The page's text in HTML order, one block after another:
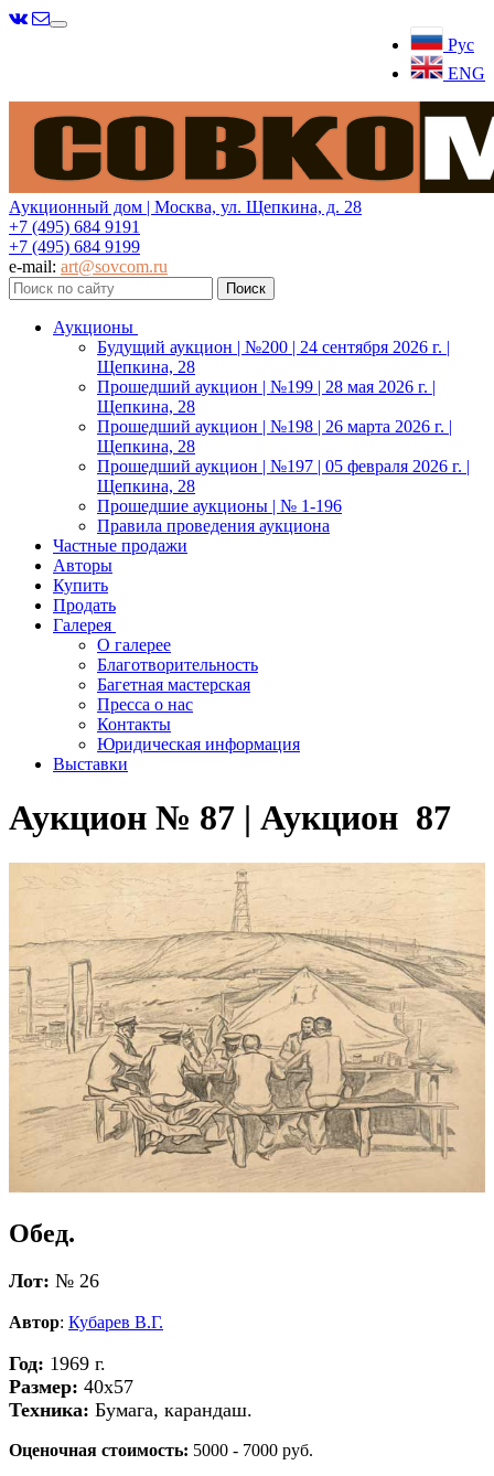
Рус
ENG
Меню
Аукционный дом | Москва, ул. Щепкина, д. 28
+7 (495) 684 9191
+7 (495) 684 9199
e-mail: art@sovcom.ru
Аукционы
Будущий аукцион | №200 | 24 сентября 2026 г. |
Щепкина, 28
Прошедший аукцион | №199 | 28 мая 2026 г. |
Щепкина, 28
Прошедший аукцион | №198 | 26 марта 2026 г. |
Щепкина, 28
Прошедший аукцион | №197 | 05 февраля 2026 г. |
Щепкина, 28
Прошедшие аукционы | № 1-196
Правила проведения аукциона
Частные продажи
Авторы
Купить
Продать
Галерея
О галерее
Благотворительность
Багетная мастерская
Пресса о нас
Контакты
Юридическая информация
Выставки
Аукцион № 87 | Аукцион 87
Обед.
Лот: № 26
Автор: Кубарев В.Г.
Год: 1969 г.
Размер: 40х57
Техника: Бумага, карандаш.
Оценочная стоимость: 5000 - 7000 руб.